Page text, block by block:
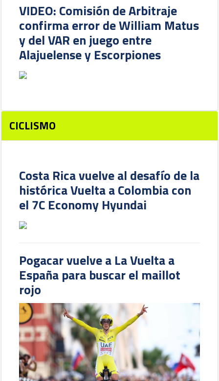
VIDEO: Comisión de Arbitraje
confirma error de William Matus
y del VAR en juego entre
Alajuelense y Escorpiones
CICLISMO
Costa Rica vuelve al desafío de la
histórica Vuelta a Colombia con
el 7C Economy Hyundai
Pogacar vuelve a La Vuelta a
España para buscar el maillot
rojo